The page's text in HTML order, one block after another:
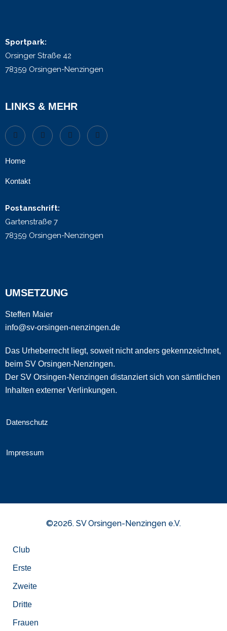
Sportpark:
Orsinger Straße 42
78359 Orsingen-Nenzingen
LINKS & MEHR
Home
Kontakt
Postanschrift:
Gartenstraße 7
78359 Orsingen-Nenzingen
UMSETZUNG
Steffen Maier
info@sv-orsingen-nenzingen.de
Das Urheberrecht liegt, soweit nicht anders gekennzeichnet,
beim SV Orsingen-Nenzingen.
Der SV Orsingen-Nenzingen distanziert sich von sämtlichen
Inhalten externer Verlinkungen.
Datenschutz
Impressum
©2026. SV Orsingen-Nenzingen e.V.
Club
Erste
Zweite
Dritte
Frauen